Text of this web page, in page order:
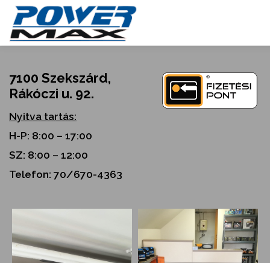
content
7100 Szekszárd,
Rákóczi u. 92.
Nyitva tartás:
H-P: 8:00 – 17:00
SZ: 8:00 – 12:00
Telefon: 70/670-4363